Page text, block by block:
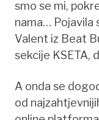
smo se mi,
nama… Pojavila
Valent iz Beat
sekcije KSETA,
A onda se
od